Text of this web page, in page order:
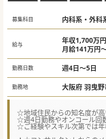
募集科目 内科系・外科
給与
年収1,700万
月給141万円
勤務日数 週4日～5日
勤務地 大阪府 羽曳
☆地域住民からの知名度が
☆週4日勤務やオンコール回
☆ご経験やスキル次第では